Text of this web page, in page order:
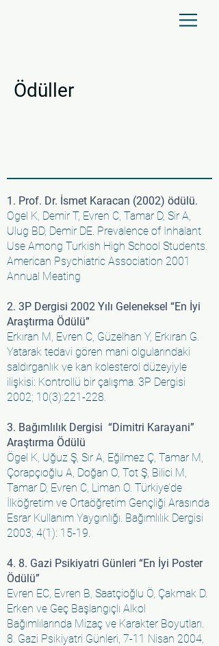
Ödüller
1. Prof. Dr. İsmet Karacan (2002) ödülü.
Ogel K, Demir T, Evren C, Tamar D, Sir A,
Ulug BD, Demir DE. Prevalence of Inhalant
Use Among Turkish High School Students.
American Psychiatric Association 2001
Annual Meating
2. 3P Dergisi 2002 Yılı Geleneksel “En İyi
Araştırma Ödülü”
Erkıran M, Evren C, Güzelhan Y, Erkıran G.
Yatarak tedavi gören mani olgularındaki
saldırganlık ve kan kolesterol düzeyiyle
ilişkisi: Kontrollü bir çalışma. 3P Dergisi
2002; 10(3):221-228.
3. Bağımlılık Dergisi “Dimitri Karayani”
Araştırma Ödülü
Ögel K, Uğuz Ş, Sır A, Eğilmez Ç, Tamar M,
Çorapçıoğlu A, Doğan O, Tot Ş, Bilici M,
Tamar D, Evren C, Liman O. Türkiye’de
İlköğretim ve Ortaöğretim Gençliği Arasında
Esrar Kullanım Yaygınlığı. Bağımlılık Dergisi
2003; 4(1): 15-19.
4. 8. Gazi Psikiyatri Günleri “En İyi Poster
Ödülü”
Evren EC, Evren B, Saatçioğlu Ö, Çakmak D.
Erken ve Geç Başlangıçlı Alkol
Bağımlılarında Mizaç ve Karakter Boyutları.
8. Gazi Psikiyatri Günleri, 7-11 Nisan 2004,